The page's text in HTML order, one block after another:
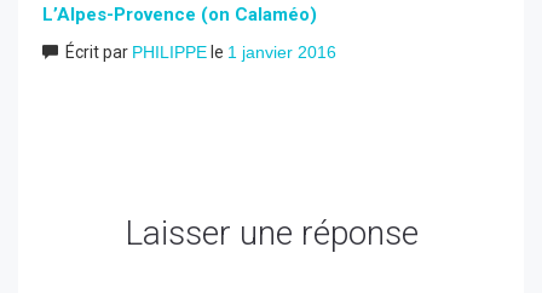
L’Alpes-Provence (on Calaméo)
Écrit par PHILIPPE le 1 janvier 2016
Laisser une réponse